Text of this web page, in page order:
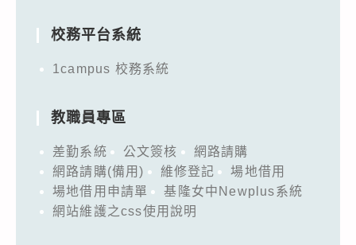
校務平台系統
1campus 校務系統
教職員專區
差勤系統 公文簽核
網路請購
網路請購(備用)
維修登記
場地借用
場地借用申請單
基隆女中Newplus系統
網站維護之css使用說明